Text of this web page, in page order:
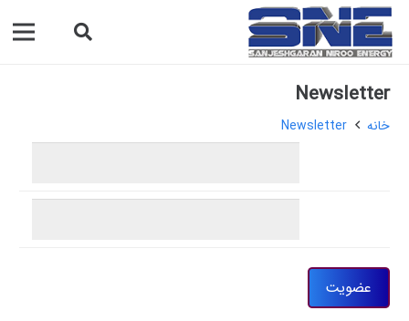
Newsletter
خانه Newsletter